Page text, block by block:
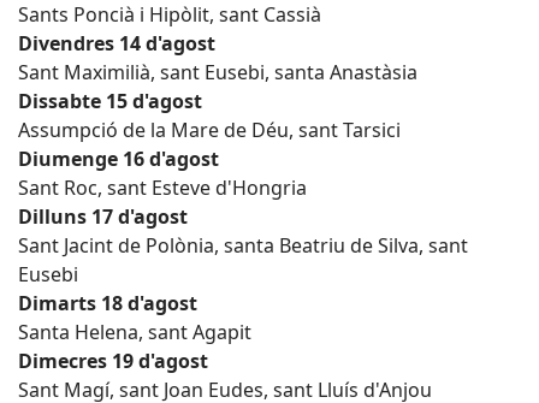
Sants Poncià i Hipòlit, sant Cassià
Divendres 14 d'agost
Sant Maximilià, sant Eusebi, santa Anastàsia
Dissabte 15 d'agost
Assumpció de la Mare de Déu, sant Tarsici
Diumenge 16 d'agost
Sant Roc, sant Esteve d'Hongria
Dilluns 17 d'agost
Sant Jacint de Polònia, santa Beatriu de Silva, sant
Eusebi
Dimarts 18 d'agost
Santa Helena, sant Agapit
Dimecres 19 d'agost
Sant Magí, sant Joan Eudes, sant Lluís d'Anjou